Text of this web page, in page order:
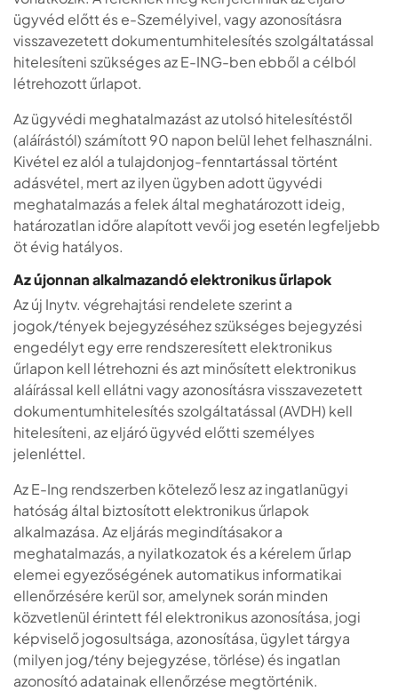
ügyvéd előtt és e-Személyivel, vagy azonosításra
visszavezetett dokumentumhitelesítés szolgáltatással
hitelesíteni szükséges az E-ING-ben ebből a célból
létrehozott űrlapot.
Az ügyvédi meghatalmazást az utolsó hitelesítéstől
(aláírástól) számított 90 napon belül lehet felhasználni.
Kivétel ez alól a tulajdonjog-fenntartással történt
adásvétel, mert az ilyen ügyben adott ügyvédi
meghatalmazás a felek által meghatározott ideig,
határozatlan időre alapított vevői jog esetén legfeljebb
öt évig hatályos.
Az újonnan alkalmazandó elektronikus űrlapok
Az új Inytv. végrehajtási rendelete szerint a
jogok/tények bejegyzéséhez szükséges bejegyzési
engedélyt egy erre rendszeresített elektronikus
űrlapon kell létrehozni és azt minősített elektronikus
aláírással kell ellátni vagy azonosításra visszavezetett
dokumentumhitelesítés szolgáltatással (AVDH) kell
hitelesíteni, az eljáró ügyvéd előtti személyes
jelenléttel.
Az E-Ing rendszerben kötelező lesz az ingatlanügyi
hatóság által biztosított elektronikus űrlapok
alkalmazása. Az eljárás megindításakor a
meghatalmazás, a nyilatkozatok és a kérelem űrlap
elemei egyezőségének automatikus informatikai
ellenőrzésére kerül sor, amelynek során minden
közvetlenül érintett fél elektronikus azonosítása, jogi
képviselő jogosultsága, azonosítása, ügylet tárgya
(milyen jog/tény bejegyzése, törlése) és ingatlan
azonosító adatainak ellenőrzése megtörténik.